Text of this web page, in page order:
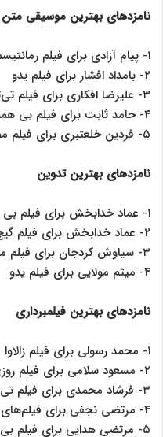
نامزدهای بهترین موسیقی متن
۱- پیام آزادی برای فیلم رمانتیسم عماد و طوبا
۲- بامداد افشار برای فیلم یدو
۳- علیرضا افکاری برای فیلم تی‌تی
۴- حامد ثابت برای فیلم بی همه چیز
۵- فردین خلعتبری برای فیلم مصلحت
نامزدهای بهترین تدوین
۱- عماد خدابخش برای فیلم بی همه چیز
۲- عماد خدابخش برای فیلم گیج‌گاه
۳- سیاوش کردجان برای فیلم مصلحت
۴- میثم مولایی برای فیلم یدو
نامزدهای بهترین فیلمبرداری
۱- محمد رسولی برای فیلم زالاوا
۲- مسعود سلامی برای فیلم روزی روزگاری آبادان
۳- فرشاد محمدی برای فیلم تی‌تی
۴- مرتضی نجفی برای فیلم‌های روشن و یدو
۵- مرتضی هدایی برای فیلم بی همه چیز